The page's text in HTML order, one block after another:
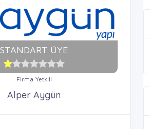
STANDART ÜYE
Firma Yetkili
Alper Aygün